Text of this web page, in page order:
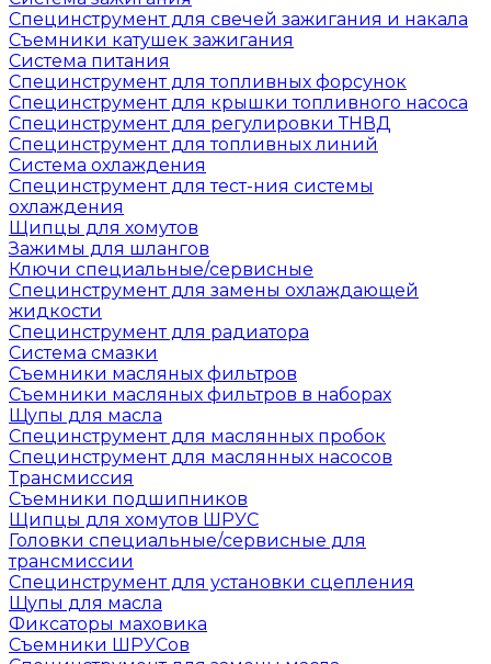
Специнструмент для свечей зажигания и накала
Съемники катушек зажигания
Система питания
Специнструмент для топливных форсунок
Специнструмент для крышки топливного насоса
Специнструмент для регулировки ТНВД
Специнструмент для топливных линий
Система охлаждения
Специнструмент для тест-ния системы
охлаждения
Щипцы для хомутов
Зажимы для шлангов
Ключи специальные/сервисные
Специнструмент для замены охлаждающей
жидкости
Специнструмент для радиатора
Система смазки
Съемники масляных фильтров
Съемники масляных фильтров в наборах
Щупы для масла
Специнструмент для маслянных пробок
Специнструмент для маслянных насосов
Трансмиссия
Съемники подшипников
Щипцы для хомутов ШРУС
Головки специальные/сервисные для
трансмиссии
Специнструмент для установки сцепления
Щупы для масла
Фиксаторы маховика
Съемники ШРУСов